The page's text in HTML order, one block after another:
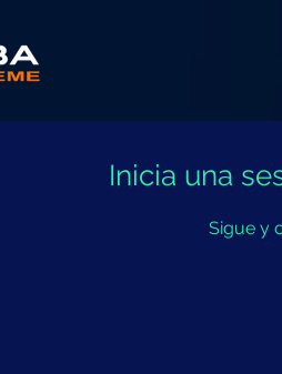
Inicia una
Sigue y